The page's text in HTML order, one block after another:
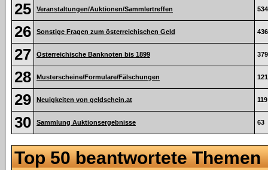
25 Veranstaltungen/Auktionen/Sammlertreffen 534
26 Sonstige Fragen zum österreichischen Geld 436
27 Österreichische Banknoten bis 1899 379
28 Musterscheine/Formulare/Fälschungen 121
29 Neuigkeiten von geldschein.at 119
30 Sammlung Auktionsergebnisse 63
Top 50 beantwortete Themen